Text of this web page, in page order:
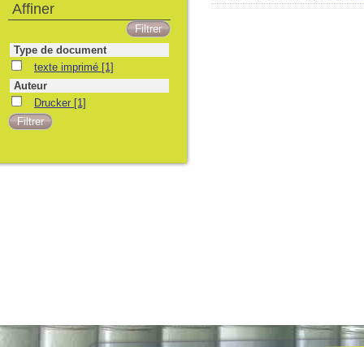
Affiner
Type de document
texte imprimé [1]
Auteur
Drucker [1]